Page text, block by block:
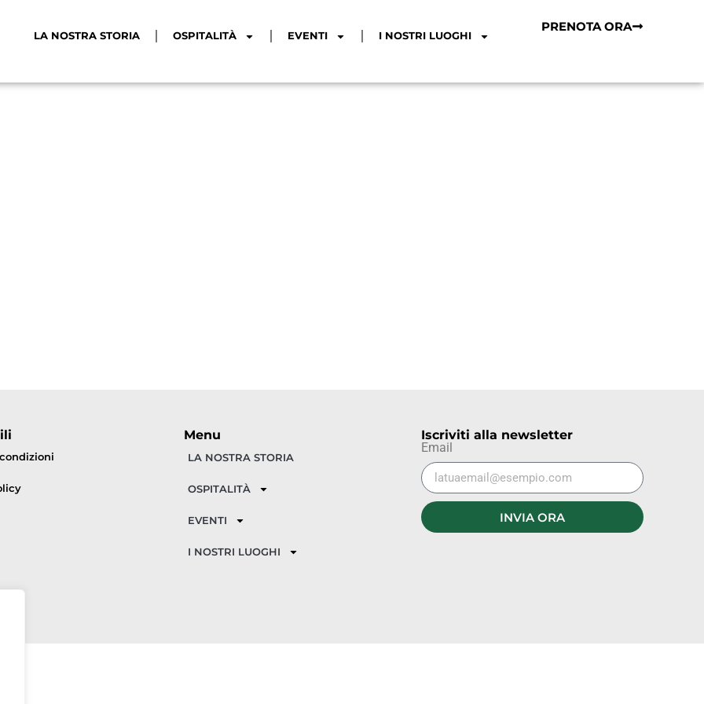
LA NOSTRA STORIA OSPITALITÀ EVENTI I NOSTRI LUOGHI
PRENOTA ORA
Menu
LA NOSTRA STORIA
OSPITALITÀ
EVENTI
I NOSTRI LUOGHI
Iscriviti alla newsletter
Email
INVIA ORA